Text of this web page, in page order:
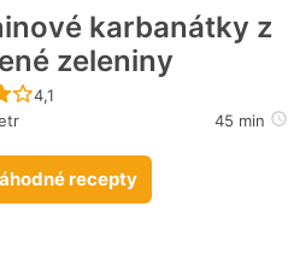
karbanátky z
zeleniny
Recept ještě nebyl hodnocen
4,1
45 min
recepty